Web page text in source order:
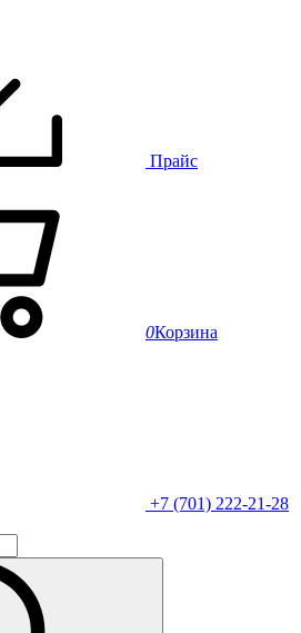
Прайс
0Корзина
+7 (701) 222-21-28